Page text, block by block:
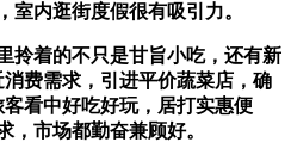
室内逛街度假很有吸引力。
着的不只是甘旨小吃，还有新
费需求，引进平价蔬菜店，确
看中好吃好玩，居打实惠便
，市场都勤奋兼顾好。